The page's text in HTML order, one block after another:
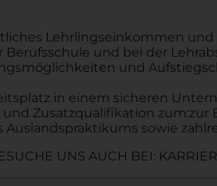
Lehrlingseinkommen
Berufsschule und bei der
und
in einem sicheren
und Zusatzqualifikation
Auslandspraktikums sowie
UNS AUCH BEI: